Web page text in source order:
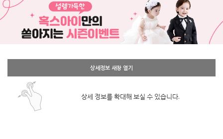
상세정보 새창 열기
상세 정보를 확대해 보실 수 있습니다.